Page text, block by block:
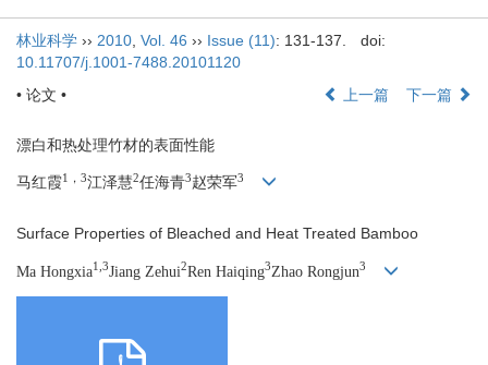
林业科学 ›› 2010 Vol. 46 ›› Issue (11): 131-137.
doi:
10.11707/j.1001-7488.20101120
• 论文 •
上一篇 下一篇
漂白和热处理竹材的表面性能
马红霞1，3江泽慧2任海青3赵荣军3
Surface Properties of Bleached and Heat Treated Bamboo
Ma Hongxia1,3Jiang Zehui2Ren Haiqing3Zhao Rongjun3